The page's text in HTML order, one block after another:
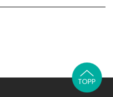
TOPP